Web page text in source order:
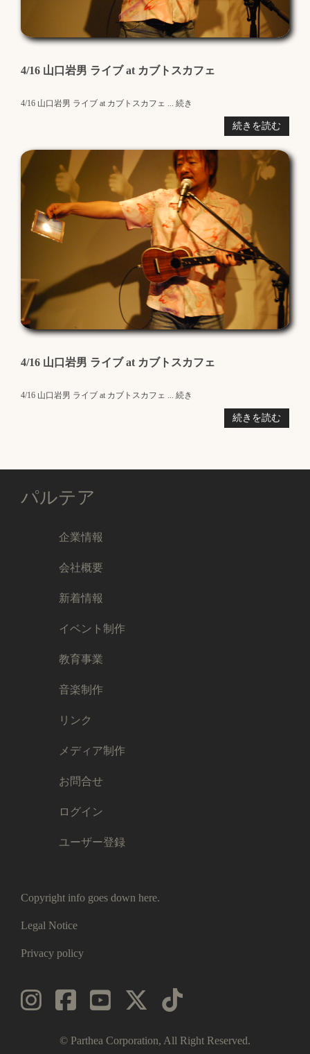
4/16 山口岩男 ライブ at カブトスカフェ
4/16 山口岩男 ライブ at カブトスカフェ ... 続き
続きを読む
4/16 山口岩男 ライブ at カブトスカフェ
4/16 山口岩男 ライブ at カブトスカフェ ... 続き
続きを読む
パルテア
企業情報
会社概要
新着情報
イベント制作
教育事業
音楽制作
リンク
メディア制作
お問合せ
ログイン
ユーザー登録
Copyright info goes down here.
Legal Notice
Privacy policy
© Parthea Corporation, All Right Reserved.